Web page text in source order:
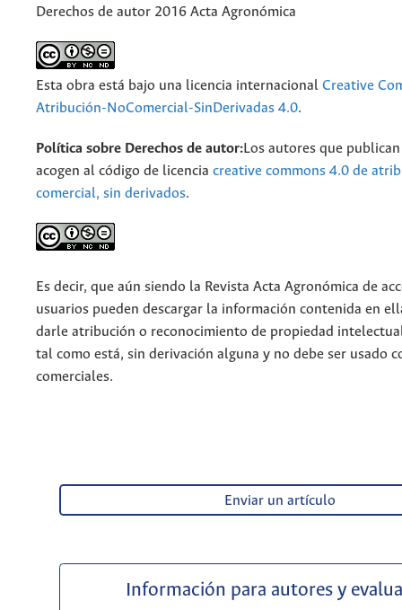
Derechos de autor 2016 Acta Agronómica
Esta obra está bajo una licencia internacional Creative
Atribución-NoComercial-SinDerivadas 4.0.
Política sobre Derechos de autor:Los autores que
acogen al código de licencia creative commons 4.0 de
comercial, sin derivados.
Es decir, que aún siendo la Revista Acta Agronómica de
usuarios pueden descargar la información contenida en
darle atribución o reconocimiento de propiedad
tal como está, sin derivación alguna y no debe ser usado
comerciales.
Enviar un artículo
Información para autores y